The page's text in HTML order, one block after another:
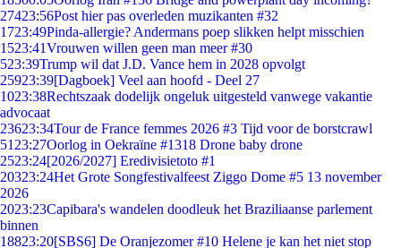
27423:56Post hier pas overleden muzikanten #32
1723:49Pinda-allergie? Andermans poep slikken helpt misschien
1523:41Vrouwen willen geen man meer #30
523:39Trump wil dat J.D. Vance hem in 2028 opvolgt
25923:39[Dagboek] Veel aan hoofd - Deel 27
1023:38Rechtszaak dodelijk ongeluk uitgesteld vanwege vakantie
advocaat
23623:34Tour de France femmes 2026 #3 Tijd voor de borstcrawl
51 23:27Oorlog in Oekraïne #1318 Drone baby drone
2523:24[2026/2027] Eredivisietoto #1
20323:24Het Grote Songfestivalfeest Ziggo Dome #5 13 november
2026
2023:23Capibara's wandelen doodleuk het Braziliaanse parlement
binnen
18823:20[SBS6] De Oranjezomer #10 Helene je kan het niet stop